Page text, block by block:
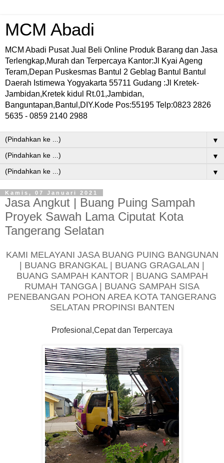
MCM Abadi
MCM Abadi Pusat Jual Beli Online Produk Barang dan Jasa
Terlengkap,Murah dan Terpercaya Kantor:Jl Kyai Ageng
Teram,Depan Puskesmas Bantul 2 Geblag Bantul Bantul
Daerah Istimewa Yogyakarta 55711 Gudang :Jl Kretek-
Jambidan,Kretek kidul Rt.01,Jambidan,
Banguntapan,Bantul,DIY.Kode Pos:55195 Telp:0823 2826
5635 - 0859 2140 2988
▼
▼
▼
Kamis, 07 Januari 2021
Jasa Angkut | Buang Puing Sampah
Proyek Sawah Lama Ciputat Kota
Tangerang Selatan
KAMI MELAYANI JASA BUANG PUING BANGUNAN
| BUANG BRANGKAL | BUANG GRAGALAN |
BUANG SAMPAH KANTOR | BUANG SAMPAH
RUMAH TANGGA | BUANG SAMPAH SISA
PENEBANGAN POHON AREA KOTA TANGERANG
SELATAN PROPINSI BANTEN
Profesional,Cepat dan Terpercaya